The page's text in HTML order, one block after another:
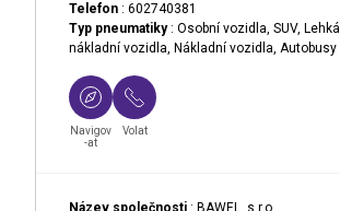
Telefon : 602740381
Typ pneumatiky: Osobní vozidla, SUV, Lehká
nákladní vozidla, Nákladní vozidla, Autobusy
Navigov
-at
Volat
Název společnosti : BAWEL, s.r.o.